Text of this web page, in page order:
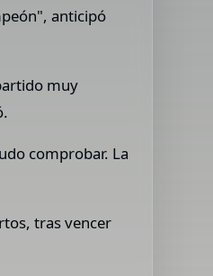
anticipó
muy
comprobar. La
tras vencer